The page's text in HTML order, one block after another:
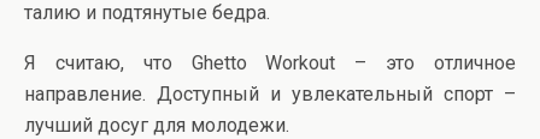
талию и подтянутые бедра.
Я считаю, что Ghetto Workout – это отличное
направление. Доступный и увлекательный спорт –
лучший досуг для молодежи.